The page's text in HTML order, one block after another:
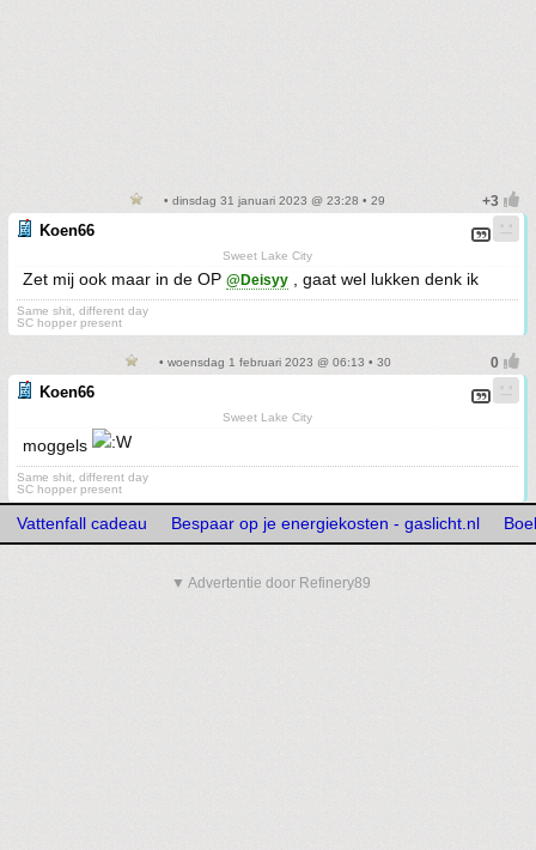
• dinsdag 31 januari 2023 @ 23:28 • 29
Koen66
Sweet Lake City
Zet mij ook maar in de OP @Deisyy , gaat wel lukken denk ik
Same shit, different day
SC hopper present
• woensdag 1 februari 2023 @ 06:13 • 30
Koen66
Sweet Lake City
moggels
Same shit, different day
SC hopper present
Vattenfall cadeau Bespaar op je energiekosten - gaslicht.nl
▼ Advertentie door Refinery89